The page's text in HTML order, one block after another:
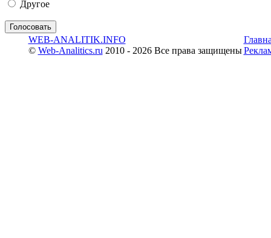
Другое
WEB-ANALITIK.INFO
© Web-Analitics.ru 2010 - 2026 Все права защищены